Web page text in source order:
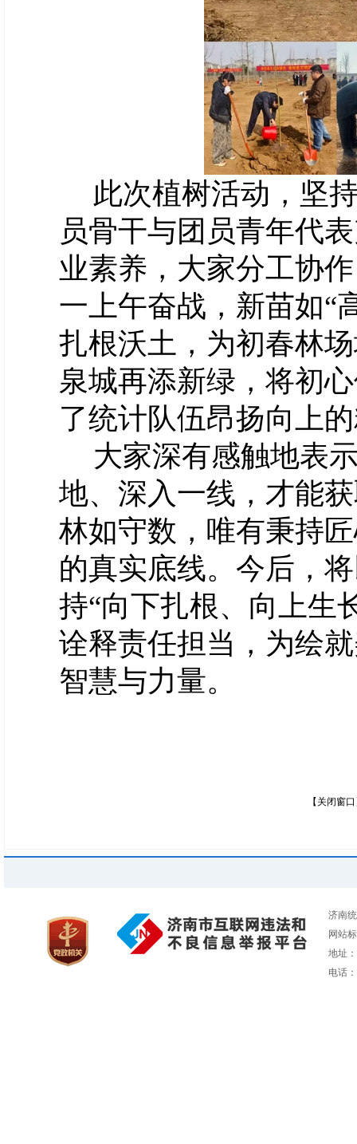
此次植树活动，坚
员骨干与团员青年代
业素养，大家分工协
一上午奋战，新苗如“
扎根沃土，为初春林
泉城再添新绿，将初
了统计队伍昂扬向上
大家深有感触地表
地、深入一线，才能
林如守数，唯有秉持
的真实底线。今后，
持“向下扎根、向上生
诠释责任担当，为绘
智慧与力量。
【关闭窗
济南
网站
地址
电话